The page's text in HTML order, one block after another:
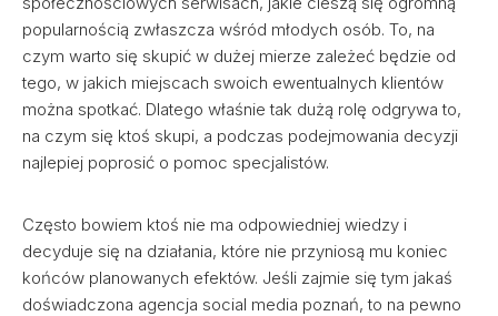
popularnością zwłaszcza wśród młodych osób. To, na
czym warto się skupić w dużej mierze zależeć będzie od
tego, w jakich miejscach swoich ewentualnych klientów
można spotkać. Dlatego właśnie tak dużą rolę odgrywa to,
na czym się ktoś skupi, a podczas podejmowania decyzji
najlepiej poprosić o pomoc specjalistów.
Często bowiem ktoś nie ma odpowiedniej wiedzy i
decyduje się na działania, które nie przyniosą mu koniec
końców planowanych efektów. Jeśli zajmie się tym jakaś
doświadczona agencja social media poznań, to na pewno